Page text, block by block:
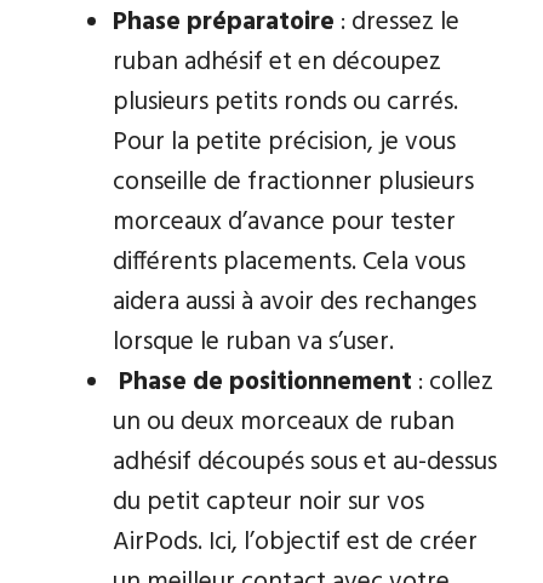
Phase préparatoire : dressez le
ruban adhésif et en découpez
plusieurs petits ronds ou carrés.
Pour la petite précision, je vous
conseille de fractionner plusieurs
morceaux d’avance pour tester
différents placements. Cela vous
aidera aussi à avoir des rechanges
lorsque le ruban va s’user.
Phase de positionnement : collez
un ou deux morceaux de ruban
adhésif découpés sous et au-dessus
du petit capteur noir sur vos
AirPods. Ici, l’objectif est de créer